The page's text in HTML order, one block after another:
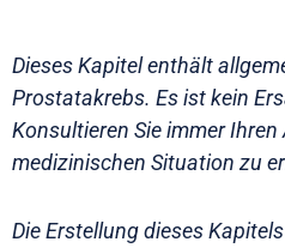
Dieses Kapitel enthält
Prostatakrebs. Es ist kein
Konsultieren Sie immer
medizinischen Situation zu
Die Erstellung dieses